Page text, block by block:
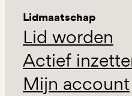
Lidmaatschap
Lid worden
Actief
Mijn account